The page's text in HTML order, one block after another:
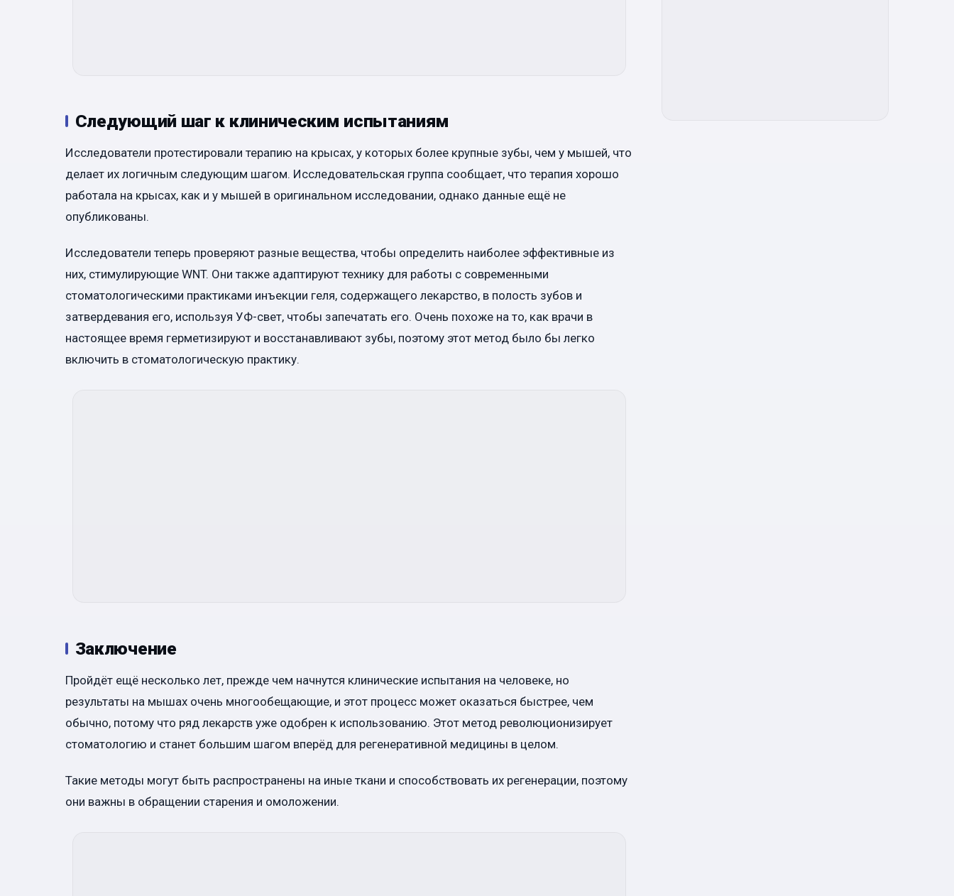
Следующий шаг к клиническим испытаниям
Исследователи протестировали терапию на крысах, у которых более крупные зубы, чем у мышей, что
делает их логичным следующим шагом. Исследовательская группа сообщает, что терапия хорошо
работала на крысах, как и у мышей в оригинальном исследовании, однако данные ещё не
опубликованы.
Исследователи теперь проверяют разные вещества, чтобы определить наиболее эффективные из
них, стимулирующие WNT. Они также адаптируют технику для работы с современными
стоматологическими практиками инъекции геля, содержащего лекарство, в полость зубов и
затвердевания его, используя УФ-свет, чтобы запечатать его. Очень похоже на то, как врачи в
настоящее время герметизируют и восстанавливают зубы, поэтому этот метод было бы легко
включить в стоматологическую практику.
Заключение
Пройдёт ещё несколько лет, прежде чем начнутся клинические испытания на человеке, но
результаты на мышах очень многообещающие, и этот процесс может оказаться быстрее, чем
обычно, потому что ряд лекарств уже одобрен к использованию. Этот метод революционизирует
стоматологию и станет большим шагом вперёд для регенеративной медицины в целом.
Такие методы могут быть распространены на иные ткани и способствовать их регенерации, поэтому
они важны в обращении старения и омоложении.